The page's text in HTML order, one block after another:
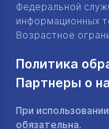
Федеральной
информационных
Возрастное
Политика
Партнеры о
При
обязательна.